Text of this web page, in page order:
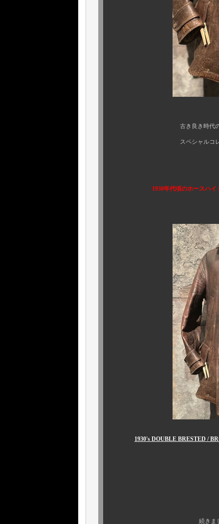
古き良き時代のアメリカ
スペシャルコレクション
1930年代頃のホースハイドレザ
1930's DOUBLE BRESTED /
続きましてもう一方